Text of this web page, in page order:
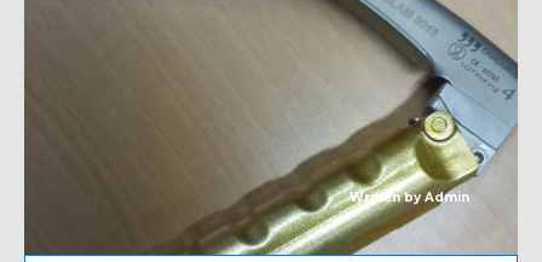
Written by Admin